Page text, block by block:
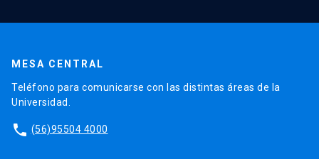
MESA CENTRAL
Teléfono para comunicarse con las distintas áreas de la
Universidad.
phone (56)95504 4000